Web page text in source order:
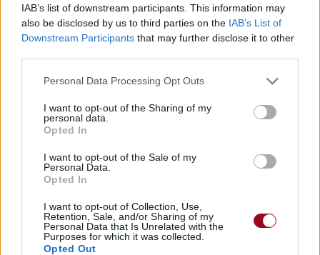
IAB’s list of downstream participants. This information may
also be disclosed by us to third parties on the IAB’s List of
Downstream Participants that may further disclose it to other
Personal Data Processing Opt Outs
I want to opt-out of the Sharing of my
personal data.
Opted In
I want to opt-out of the Sale of my
Personal Data.
Opted In
I want to opt-out of Collection, Use,
Retention, Sale, and/or Sharing of my
Personal Data that Is Unrelated with the
Purposes for which it was collected.
Opted Out
Trouver des vinyles et des CD sur
Trouver un instrument de musique ou une partition au
Commentaires
Voir la vidéo de «Madeleine
Bernard»